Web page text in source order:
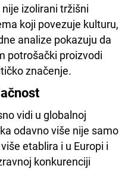
izolirani tržišni
koji povezuje kulturu,
analize pokazuju da
potrošački proizvodi
značenje.
vidi u globalnoj
odavno više nije samo
etablira i u Europi i
konkurenciji